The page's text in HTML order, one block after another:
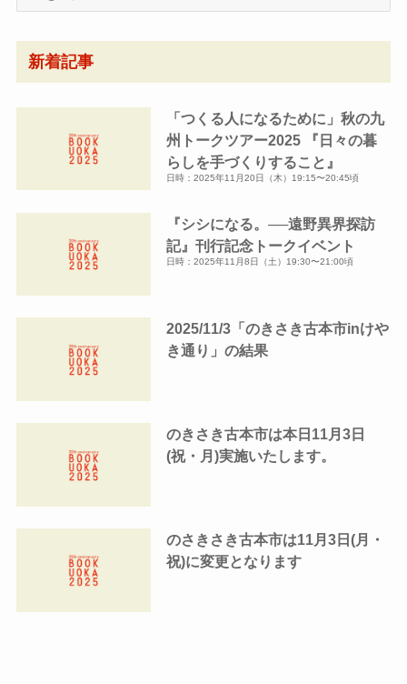
ー
カ
新着記事
「つくる人になるために」秋の九
州トークツアー2025 『日々の暮
らしを手づくりすること』
日時：2025年11月20日（木）19:15〜20:45頃
『シシになる。──遠野異界探訪
記』刊行記念トークイベント
日時：2025年11月8日（土）19:30〜21:00頃
2025/11/3「のきさき古本市inけや
き通り」の結果
のきさき古本市は本日11月3日
(祝・月)実施いたします。
のさきさき古本市は11月3日(月・
祝)に変更となります